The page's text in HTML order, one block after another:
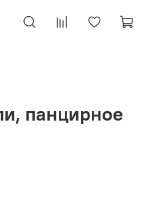
панцирное